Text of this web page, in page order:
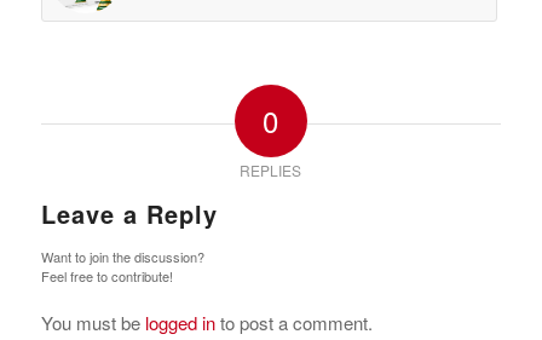
0
REPLIES
Leave a Reply
Want to join the discussion?
Feel free to contribute!
You must be logged into post a comment.